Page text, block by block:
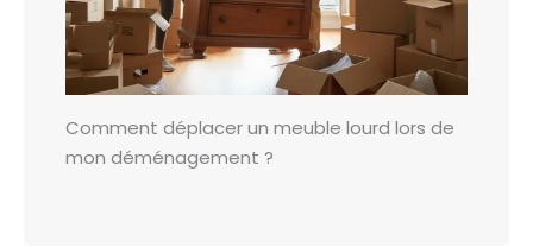
Comment déplacer un meuble lourd lors de
mon déménagement ?